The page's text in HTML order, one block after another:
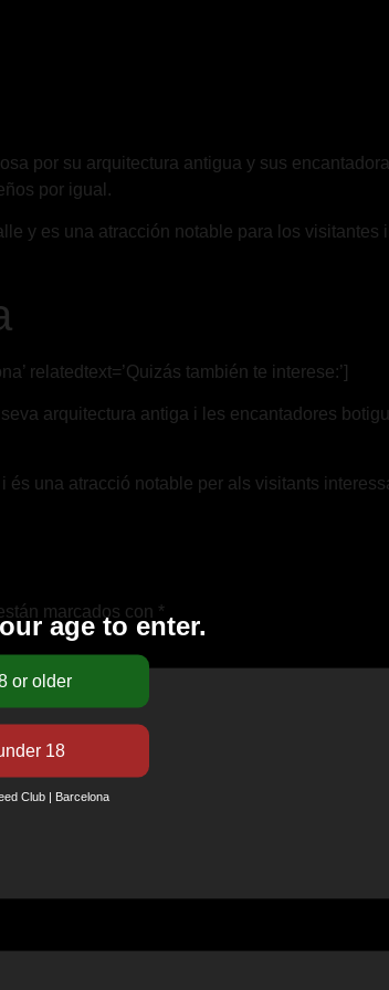
por su arquitectura antigua y sus
por igual.
y es una atracción notable para los
relatedtext=’Quizás también te interese:’]
arquitectura antiga i les encantadores
una atracció notable per als visitants
marcados con *
age to enter.
Club | Barcelona